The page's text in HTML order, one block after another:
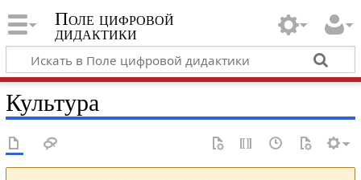
Поле цифровой
дидактики
Культура